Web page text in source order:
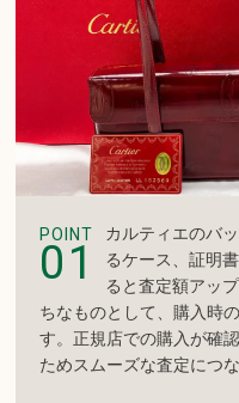
POINT
01
カルティエのバ
るケース、証明
ると査定額アッ
ちなものとして、購入時
す。正規店での購入が確
ためスムーズな査定につな